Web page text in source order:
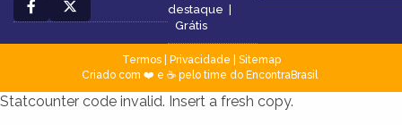
destaque |
Grátis
Termos| Privacidade
Sitemap
Criado com ❤️ e ☕ pelo time do EncontraBrasil
Statcounter code invalid. Insert a fresh copy.